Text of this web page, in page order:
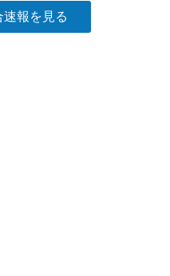
速報を見る